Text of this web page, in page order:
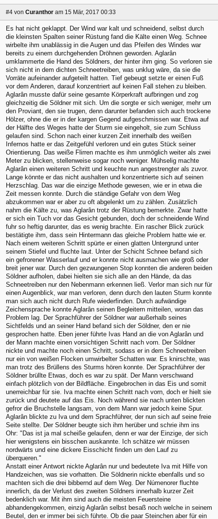
#4 von Curanthor am 15 Mär, 2017 00:33
Es hat nicht geklappt. Der Wind war kalt und schneidend, selbst durch
die kleinsten Spalten seiner Rüstung fand die Kälte einen Weg. Schnee
wirbelte ihm unablässig in die Augen und das Pfeifen des Windes war
bereits zu einem durchgehenden Dröhnen geworden. Aglarân
umklammerte die Hand des Söldners, der hinter ihm ging. So verloren sie
sich nicht in dem dichten Schneetreiben, was unklug wäre, da sie die
Vorräte aufeinander aufgeteilt hatten. Tief gebeugt setzte er einen Fuß
vor dem Anderen, darauf konzentriert auf keinen Fall stehen zu bleiben.
Aglarân musste dafür seine gesamte Körperkraft aufbringen und zog
gleichzeitig die Söldner mit sich. Um die sorgte er sich weniger, mehr um
den Proviant, den sie trugen, denn darunter befanden sich auch trockene
Hölzer, ohne die er in der kargen Gegend aufgeschmissen war. Etwa auf
der Hälfte des Weges hatte der Sturm sie eingeholt, sie zum Schluss
gelaufen sind. Schon nach einer kurzen Zeit innerhalb des weißen
Infernos hatte er das Zeitgefühl verloren und ein gutes Stück seiner
Orientierung. Das weiße Flirren machte es ihm unmöglich weiter als zwei
Meter zu blicken, stellenweise sogar noch weniger. Mühselig machte
Aglarân einen weiteren Schritt und keuchte nun angestrengter als zuvor.
Lange könnte er das nicht aushalten und konzentrierte sich auf seinen
Herzschlag. Das war die einzige Methode gewesen, wie er in etwa die
Zeit messen konnte. Durch die ständige Gefahr von dem Weg
abzukommen war er aber zu oft abgelenkt um zu zählen. Zusätzlich
nahm die Kälte zu, was Aglarân trotz der Rüstung bemerkte. Zwar hatte
er sich ein Tuch vor das Gesicht gebunden, doch der schneidende Wind
fuhr so heftig darunter, das es wenig brachte. Ein rascher Blick zurück
bestätigte ihm, dass sein Hintermann das gleiche Problem hatte wie er.
Nach einem weiteren Schritt spürte er einen glatten Untergrund unter
seinem Stiefel und fluchte laut. Unter der Schicht Schnee befand sich
ein gefrorener Wasserlauf und er konnte nicht ausmachen wie groß oder
breit jener war. Durch den gezwungenen Stop konnten die anderen beiden
Söldner aufholen, dabei hielten sie sich alle an den Hände, da das
Schneetreiben nur den Nebenmann erkennen ließ. Verlor man sich nur für
einen Augenblick, war man verloren, denn durch den lauten Sturm konnte
man sich auch nicht durch Rufe wiederfinden. Durch aufwändige
Zeichensprache konnte Aglarân seinen Begleitern mitteilen, woran das
Problem lag. Der Sprachführer der Söldner war außerhalb seines
Sichtfelds und an seiner Hand befand sich der Söldner, den er nie
gesprochen hatte. Eben jener führte Ivas Hand an die von Aglarân und
der Mann machte einen vorsichtigen Schritt nach vorn. Der Söldner
nickte und machte noch einen Schritt, sodass er in dem Schneetreiben
nur ein von weißen Flocken umwirbelter Schatten war. Es knirschte, was
man trotz des Brüllens des Sturms hören konnte. Der Sprachführer der
Söldner brüllte Etwas, doch es war zu spät. Der Mann verschwand
einfach plötzlich von der Bildfläche. Eingebrochen in das Eis und somit
unerreichbar für sie. Iva machte einen Schritt nach vorn, doch er hielt sie
zurück und deutete auf das Eis. Noch während sie nach unten blickten
gefror die Bruchstelle langsam, von dem Mann war jedoch keine Spur.
Aglarân blickte zu Iva und dem Sprachführer, der nun sich auf seine freie
Seite stellte. Der Söldner beugte sich ihm herüber und schrie ihm ins
Ohr: "Das ist ja mal scheiße gelaufen, denn er war der Einzige, der sich
hier wenigstens ein bisschen auskannte. Ich schätze wir müssen
nordwärts und eine dickere Eisschicht finden um den Lauf zu
überqueren."
Anstatt einer Antwort nickte Aglarân nur und bedeutete Iva mit Hilfe von
Handzeichen, was sie vorhatten. Die Söldnerin nickte ebenfalls und so
machten sich die drei bibbernd auf dem Weg. Der Númenorer fluchte
innerlich, da der Verlust des zweiten Söldners innerhalb kurzer Zeit
bedenklich war. Mit ihm sind auch die meisten Feuersteine
abhandengekommen, einzig Aglarân selbst besaß noch welche in seinem
Beutel, den er immer bei sich führte. Ob die paar Steinchen aber für ein